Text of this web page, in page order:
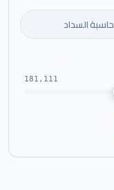
حاسبة السداد
181,111